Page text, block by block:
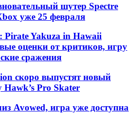
шутер Spectre
уже 25 февраля
Pirate Yakuza in Hawaii
оценки от критиков, игру
сражения
скоро выпустят новый
Hawk’s Pro Skater
Avowed, игра уже доступна